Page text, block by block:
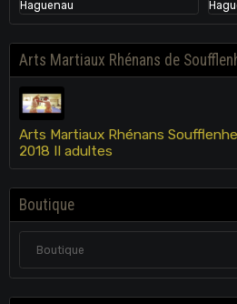
Arts Martiaux Rhénans de
Arts Martiaux Rhénans
2018 II adultes
Boutique
Boutique